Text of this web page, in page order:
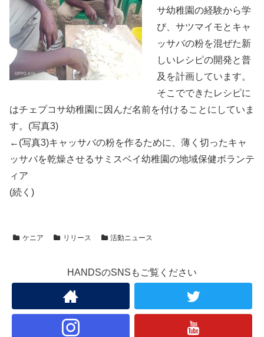
サ幼稚園の経験から学
び、サツマイモとキャ
ッサバの粉を混ぜた新
しいレシピの開発と普
及を計画しています。
そこでできたレシピに
はチェプコサ幼稚園に因んだ名前を付けることにしていま
す。(写真3)
←(写真3)キャッサバの粉を作るために、薄く切ったキャ
ッサバを乾燥させるサミスベイ幼稚園の地域保健ボランテ
ィア
(続く)
ケニア リリース 活動ニュース
HANDSのSNSもご覧ください